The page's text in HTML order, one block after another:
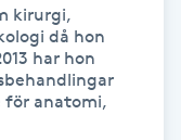
kirurgi,
då hon
har hon
för anatomi,